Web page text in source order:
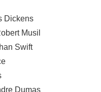
Dickens
Musil
Swift
Dumas